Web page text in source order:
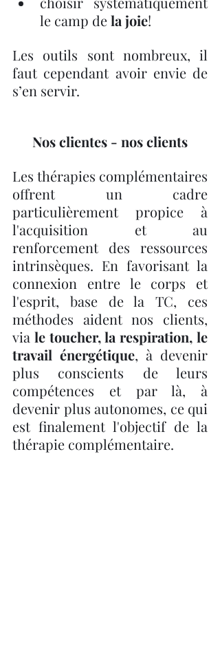
le camp de la joie!
Les outils sont nombreux, il
faut cependant avoir envie de
s’en servir.
Nos clientes - nos clients
Les thérapies complémentaires
offrent un cadre
particulièrement propice à
l'acquisition et au
renforcement des ressources
intrinsèques. En favorisant la
connexion entre le corps et
l'esprit, base de la TC, ces
méthodes aident nos clients,
via le toucher, la respiration, le
travail énergétique, à devenir
plus conscients de leurs
compétences et par là, à
devenir plus autonomes, ce qui
est finalement l'objectif de la
thérapie complémentaire.